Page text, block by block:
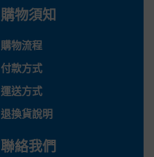
購物須知
購物流程
付款方式
運送方式
退換貨說明
聯絡我們